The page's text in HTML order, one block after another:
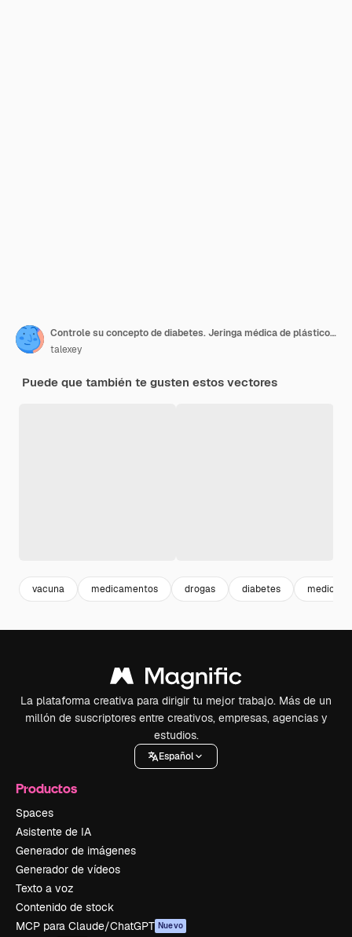
Controle su concepto de diabetes. Jeringa médica de plástico con aguja y frasco de insulina en estilo plano, concepto de vacunación, inyección.
talexey
Puede que también te gusten estos vectores
vacuna medicamentos drogas diabetes medical
La plataforma creativa para dirigir tu mejor trabajo. Más de un
millón de suscriptores entre creativos, empresas, agencias y
estudios.
Español
Productos
Spaces
Asistente de IA
Generador de imágenes
Generador de vídeos
Texto a voz
Contenido de stock
MCP para Claude/ChatGPT Nuevo